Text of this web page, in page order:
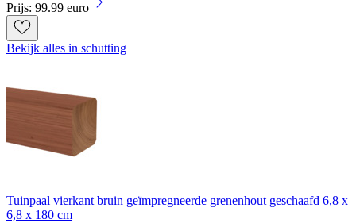
Prijs: 99.99 euro
Bekijk alles in schutting
Tuinpaal vierkant bruin geïmpregneerde grenenhout geschaafd 6,8 x
6,8 x 180 cm